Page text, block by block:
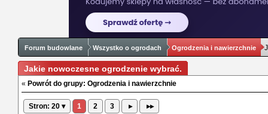
Forum budowlane Wszystko o ogrodach Ogrodzenia i nawierzchnie
Jakie nowoczesne ogrodzenie wybrać.
« Powrót do grupy: Ogrodzenia i nawierzchnie
Stron: 20 ▾ 1 2 3 ▸ ▸▸